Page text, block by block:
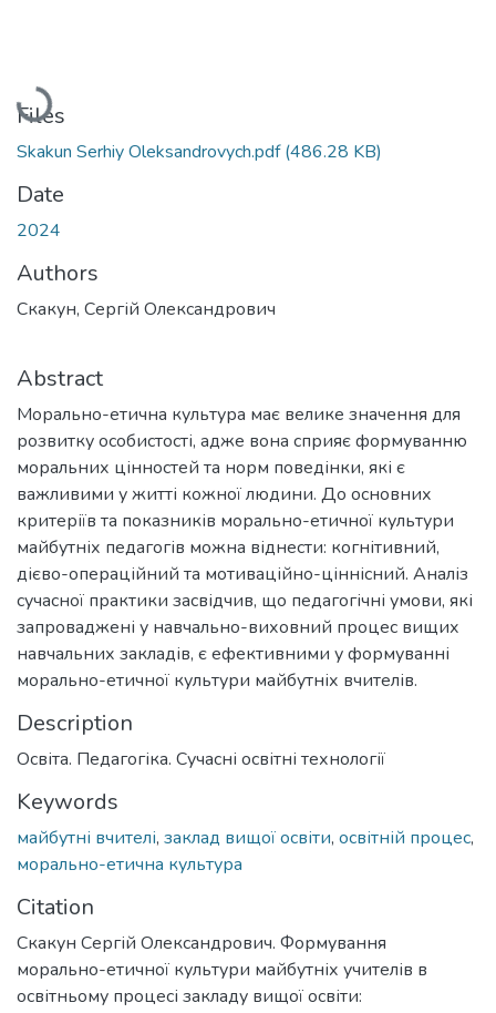
Loading...
Files
Skakun Serhiy Oleksandrovych.pdf(486.28 KB)
Date
2024
Authors
Скакун, Сергій Олександрович
Abstract
Морально-етична культура має велике значення для
розвитку особистості, адже вона сприяє формуванню
моральних цінностей та норм поведінки, які є
важливими у житті кожної людини. До основних
критеріїв та показників морально-етичної культури
майбутніх педагогів можна віднести: когнітивний,
дієво-операційний та мотиваційно-ціннісний. Аналіз
сучасної практики засвідчив, що педагогічні умови, які
запроваджені у навчально-виховний процес вищих
навчальних закладів, є ефективними у формуванні
морально-етичної культури майбутніх вчителів.
Description
Освіта. Педагогіка. Сучасні освітні технології
Keywords
майбутні вчителі, заклад вищої освіти, освітній процес,
морально-етична культура
Citation
Скакун Сергій Олександрович. Формування
морально-етичної культури майбутніх учителів в
освітньому процесі закладу вищої освіти: